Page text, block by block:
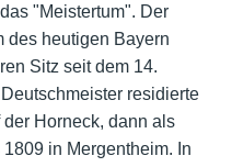
"Meistertum". Der
des heutigen Bayern
Sitz seit dem 14.
residierte
Horneck, dann als
in Mergentheim. In